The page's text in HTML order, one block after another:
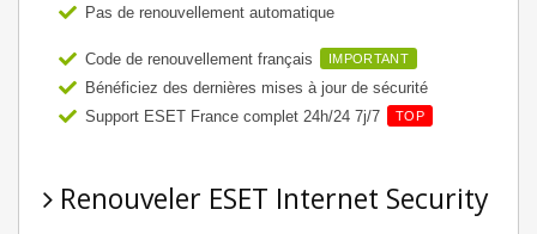
Pas de renouvellement automatique
Code de renouvellement français IMPORTANT
Bénéficiez des dernières mises à jour de sécurité
Support ESET France complet 24h/24 7j/7
TOP
Renouveler ESET Internet Security